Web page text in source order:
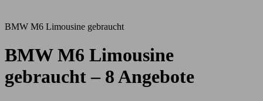
BMW M6 Limousine gebraucht
BMW M6 Limousine
gebraucht – 8 Angebote